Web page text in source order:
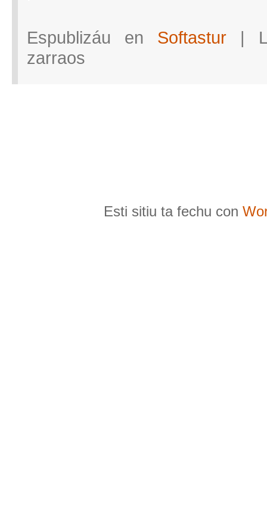
Espublizáu en Softastur |
zarraos
Esti sitiu ta fechu con